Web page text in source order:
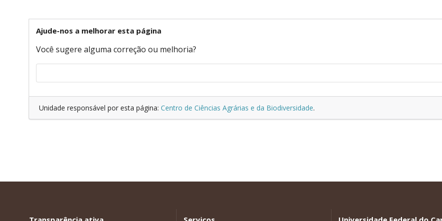
Ajude-nos a melhorar esta página
Você sugere alguma correção ou melhoria?
Unidade responsável por esta página: Centro de Ciências Agrárias e da Biodiversidade.